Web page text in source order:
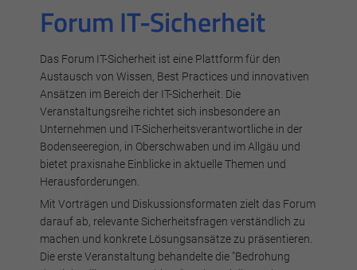
Forum IT-Sicherheit
Das Forum IT-Sicherheit ist eine Plattform für den
Austausch von Wissen, Best Practices und innovativen
Ansätzen im Bereich der IT-Sicherheit. Die
Veranstaltungsreihe richtet sich insbesondere an
Unternehmen und IT-Sicherheitsverantwortliche in der
Bodenseeregion, in Oberschwaben und im Allgäu und
bietet praxisnahe Einblicke in aktuelle Themen und
Herausforderungen.
Mit Vorträgen und Diskussionsformaten zielt das Forum
darauf ab, relevante Sicherheitsfragen verständlich zu
machen und konkrete Lösungsansätze zu präsentieren.
Die erste Veranstaltung behandelte die "Bedrohung
Alle akzeptieren
Speichern
Ablehnen
Impressum Datenschutz